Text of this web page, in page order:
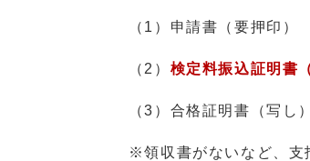
（1）申請書（要押印）
（2） 検定料振込証明書
（3）合格証明書（写し）
※領収書がないなど、支払い